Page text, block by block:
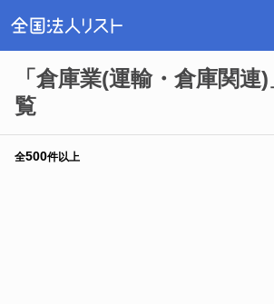
「倉庫業(運輸・倉庫関連
覧
全500件以上